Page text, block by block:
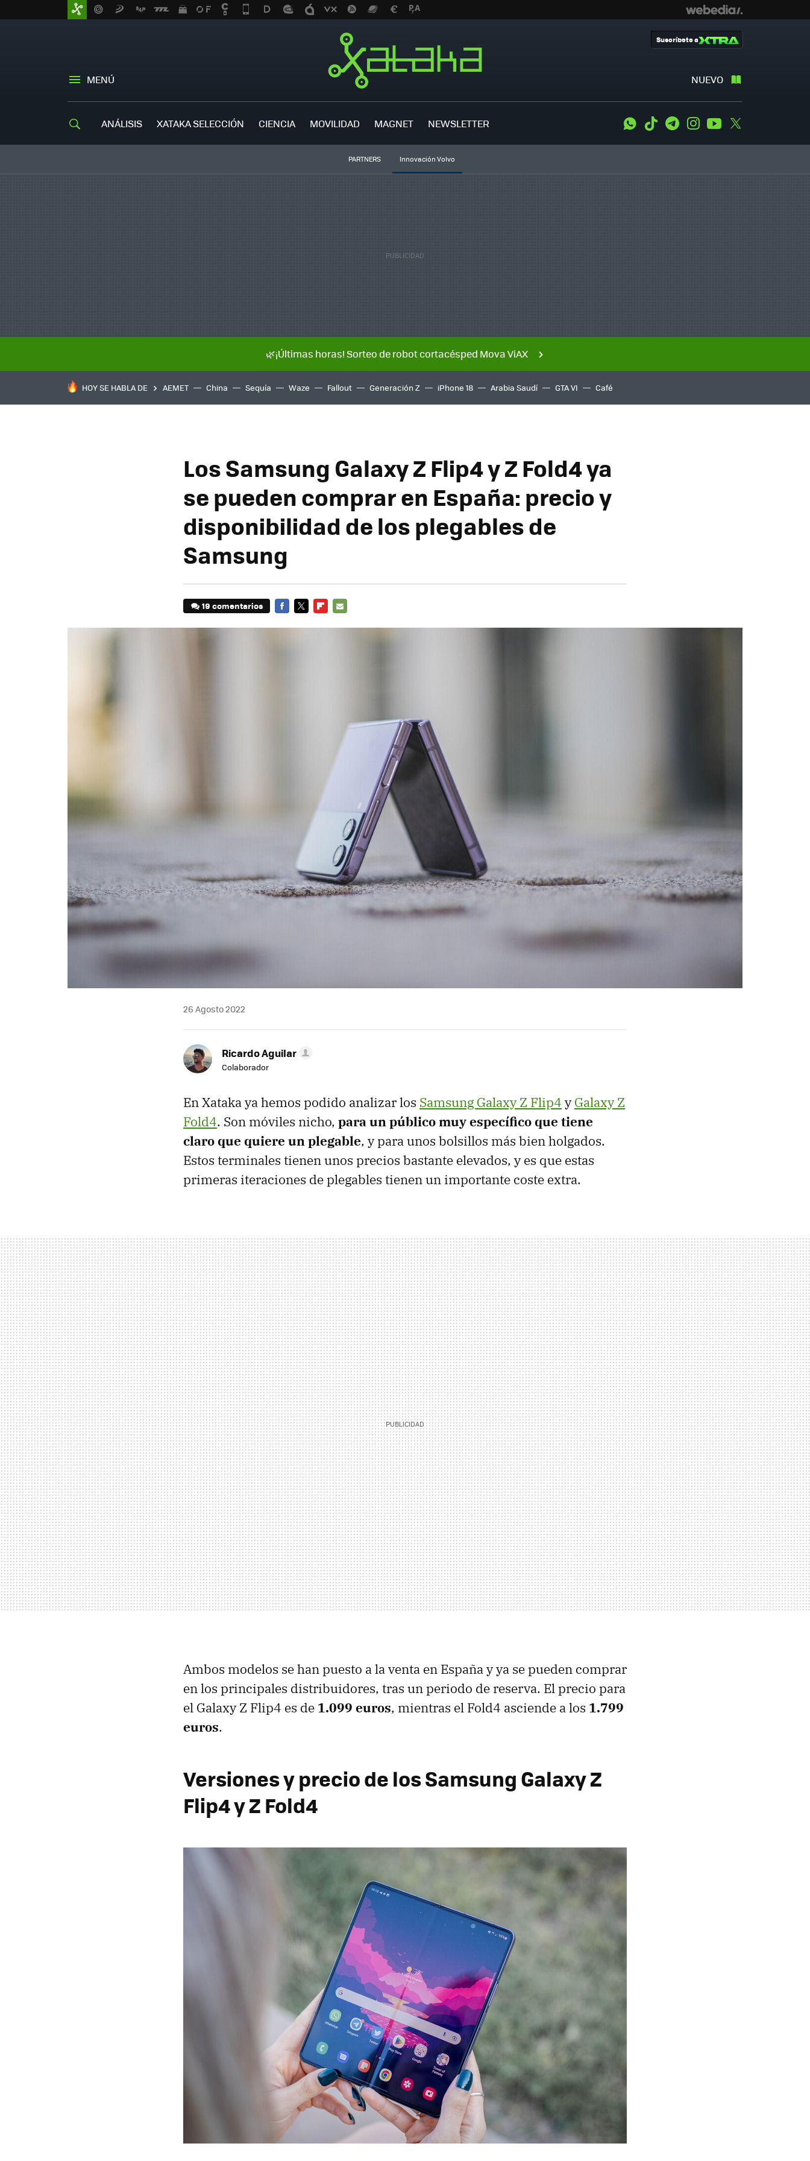
MENÚ NUEVO
Suscríbete a
ANÁLISIS XATAKA SELECCIÓN CIENCIA MOVILIDAD MAGNET NEWSLETTER WhatsApp
Tiktok TelegramInstagramYoutube
PARTNERS Innovación Volvo
🌿¡Últimas horas! Sorteo de robot cortacésped Mova ViAX
HOY SE HABLA DE AEMET China Sequía Waze Fallout Generación Z iPhone 18 Arabia Saudí GTA VI Café
Los Samsung Galaxy Z Flip4 y Z Fold4 ya
se pueden comprar en España: precio y
disponibilidad de los plegables de
Samsung
19 comentarios
26 Agosto 2022
Ricardo Aguilar
Colaborador
En Xataka ya hemos podido analizar los Samsung Galaxy Z Flip4 yGalaxy Z
Fold4. Son móviles nicho, para un público muy específico que tiene
claro que quiere un plegable, y para unos bolsillos más bien holgados.
Estos terminales tienen unos precios bastante elevados, y es que estas
primeras iteraciones de plegables tienen un importante coste extra.
Ambos modelos se han puesto a la venta en España y ya se pueden comprar
en los principales distribuidores, tras un periodo de reserva. El precio para
el Galaxy Z Flip4 es de 1.099 euros, mientras el Fold4 asciende a los 1.799
euros.
Versiones y precio de los Samsung Galaxy Z
Flip4 y Z Fold4